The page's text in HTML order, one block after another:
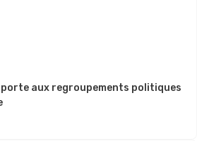
porte aux regroupements politiques